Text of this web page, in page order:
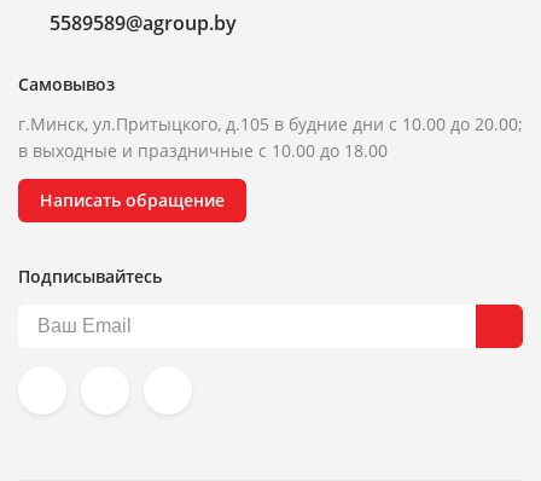
5589589@agroup.by
Самовывоз
г.Минск, ул.Притыцкого, д.105 в будние дни с 10.00 до 20.00;
в выходные и праздничные с 10.00 до 18.00
Написать обращение
Подписывайтесь